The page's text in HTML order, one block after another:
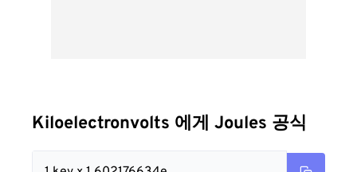
Kiloelectronvolts 에게 Joules 공식